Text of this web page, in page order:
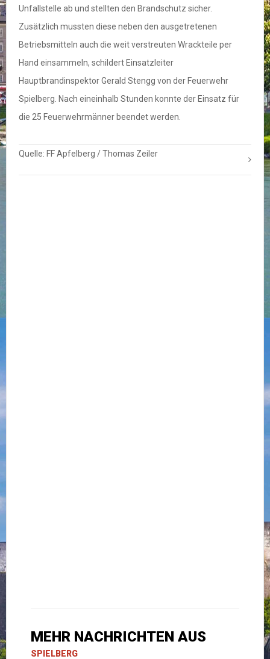
Unfallstelle ab und stellten den Brandschutz sicher.
Zusätzlich mussten diese neben den ausgetretenen
Betriebsmitteln auch die weit verstreuten Wrackteile per
Hand einsammeln, schildert Einsatzleiter
Hauptbrandinspektor Gerald Stengg von der Feuerwehr
Spielberg. Nach eineinhalb Stunden konnte der Einsatz für
die 25 Feuerwehrmänner beendet werden.
Quelle: FF Apfelberg / Thomas Zeiler
MEHR NACHRICHTEN AUS
SPIELBERG